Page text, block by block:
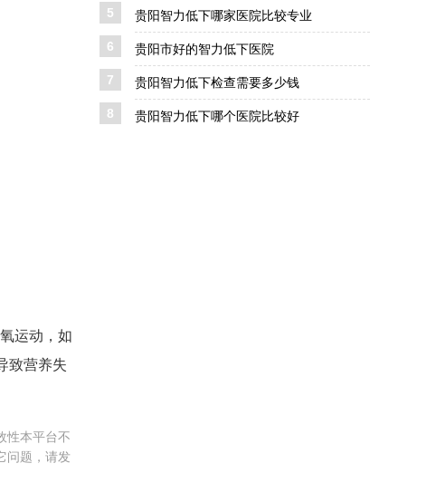
运动，如
致营养失
性本平台不
问题，请发
5 贵阳智力低下哪家医院比较专业
6 贵阳市好的智力低下医院
7 贵阳智力低下检查需要多少钱
8 贵阳智力低下哪个医院比较好